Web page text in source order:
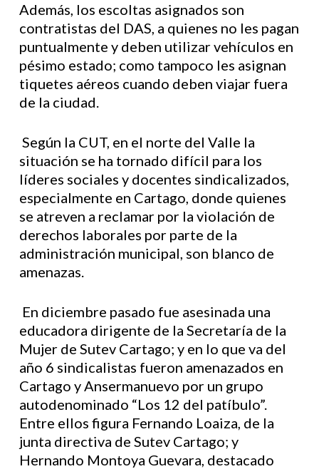
Además, los escoltas asignados son
contratistas del DAS, a quienes no les pagan
puntualmente y deben utilizar vehículos en
pésimo estado; como tampoco les asignan
tiquetes aéreos cuando deben viajar fuera
de la ciudad.
Según la CUT, en el norte del Valle la
situación se ha tornado difícil para los
líderes sociales y docentes sindicalizados,
especialmente en Cartago, donde quienes
se atreven a reclamar por la violación de
derechos laborales por parte de la
administración municipal, son blanco de
amenazas.
En diciembre pasado fue asesinada una
educadora dirigente de la Secretaría de la
Mujer de Sutev Cartago; y en lo que va del
año 6 sindicalistas fueron amenazados en
Cartago y Ansermanuevo por un grupo
autodenominado “Los 12 del patíbulo”.
Entre ellos figura Fernando Loaiza, de la
junta directiva de Sutev Cartago; y
Hernando Montoya Guevara, destacado